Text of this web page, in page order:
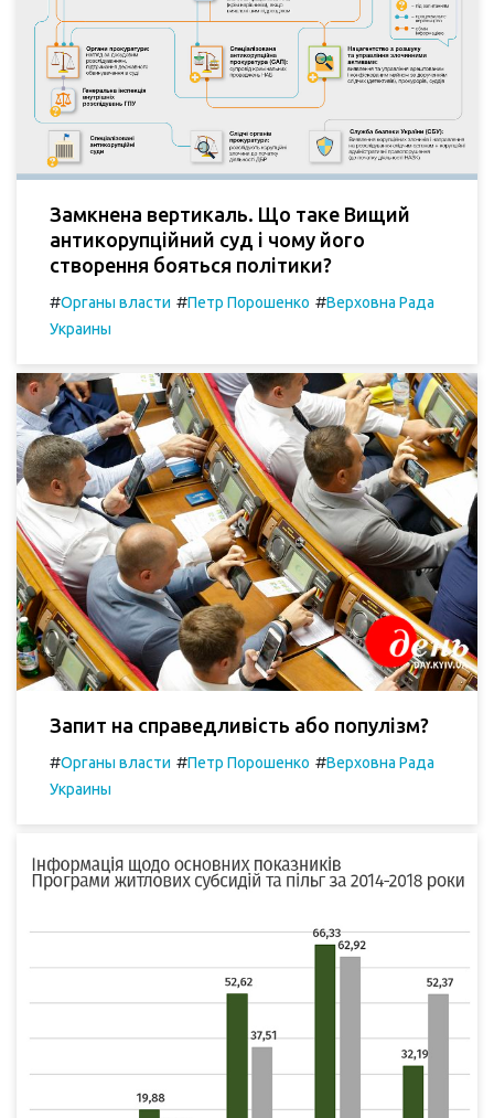
Замкнена вертикаль. Що таке Вищий
антикорупційний суд і чому його
створення бояться політики?
#Органы власти #Петр Порошенко #Верховна Рада
Украины
Запит на справедливість або популізм?
#Органы власти #Петр Порошенко #Верховна Рада
Украины